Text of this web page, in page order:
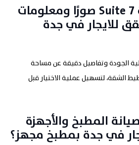
Suite 7 صورًا ومعلومات
للايجار في جدة
الجودة وتفاصيل دقيقة عن مساحة
الشقة، لتسهيل عملية الاختيار قبل
المطبخ والأجهزة
في جدة بمطبخ مجهز؟